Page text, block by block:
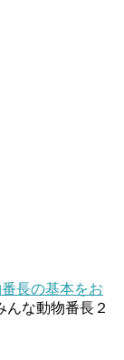
長の基本をお
んな動物番長２